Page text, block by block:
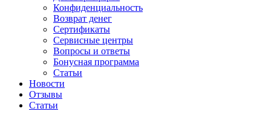
Конфиденциальность
Возврат денег
Сертификаты
Сервисные центры
Вопросы и ответы
Бонусная программа
Статьи
Новости
Отзывы
Статьи